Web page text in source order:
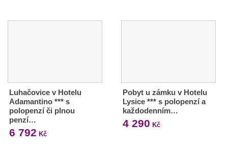
Luhačovice v Hotelu
Adamantino *** s
polopenzí či plnou
penzí…
6 792 Kč
Pobyt u zámku v Hotelu
Lysice *** s polopenzí a
každodenním…
4 290 Kč